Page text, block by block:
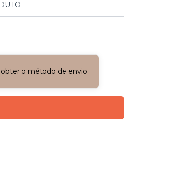
obter o método de envio